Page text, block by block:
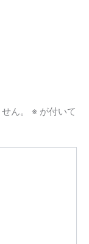
ん。 ※ が付いて